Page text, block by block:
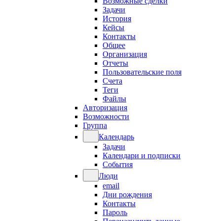
Задачи
История
Кейсы
Контакты
Общее
Организация
Отчеты
Пользовательские поля
Счета
Теги
Файлы
Авторизация
Возможности
Группа
Календарь
Задачи
Календари и подписки
События
Люди
email
Дни рождения
Контакты
Пароль